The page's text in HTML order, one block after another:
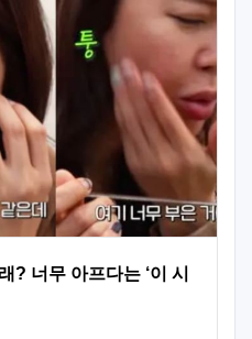
? 너무 아프다는 ‘이 시